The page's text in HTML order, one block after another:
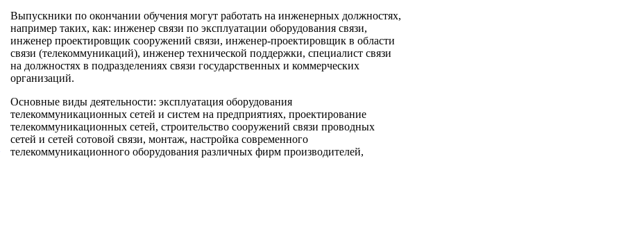
Выпускники по окончании обучения могут работать на инженерных должностях,
например таких, как: инженер связи по эксплуатации оборудования связи,
инженер проектировщик сооружений связи, инженер-проектировщик в области
связи (телекоммуникаций), инженер технической поддержки, специалист связи
на должностях в подразделениях связи государственных и коммерческих
организаций.
Основные виды деятельности: эксплуатация оборудования
телекоммуникационных сетей и систем на предприятиях, проектирование
телекоммуникационных сетей, строительство сооружений связи проводных
сетей и сетей сотовой связи, монтаж, настройка современного
телекоммуникационного оборудования различных фирм производителей,